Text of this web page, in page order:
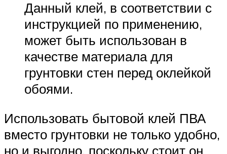
Данный клей, в соответствии с
инструкцией по применению,
может быть использован в
качестве материала для
грунтовки стен перед оклейкой
обоями.
Использовать бытовой клей ПВА
вместо грунтовки не только удобно,
но и выгодно, поскольку стоит он